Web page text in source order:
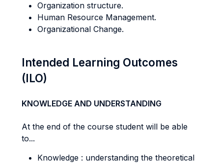
Organization structure.
Human Resource Management.
Organizational Change.
Intended Learning Outcomes
(ILO)
KNOWLEDGE AND UNDERSTANDING
At the end of the course student will be able
to...
Knowledge : understanding the theoretical